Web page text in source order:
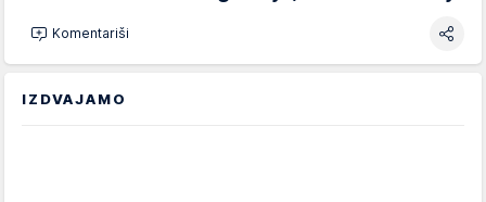
Komentariši
IZDVAJAMO